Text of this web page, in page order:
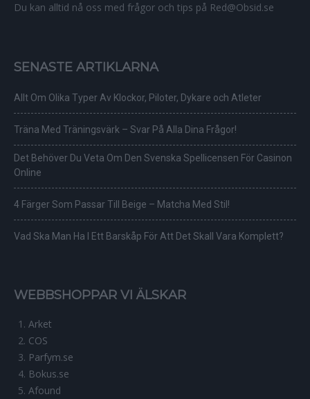
Du kan alltid nå oss med frågor och tips på Red@Obsid.se
SENASTE ARTIKLARNA
Allt Om Olika Typer Av Klockor, Piloter, Dykare och Atleter
Träna Med Träningsvärk – Svar På Alla Dina Frågor!
Det Behöver Du Veta Om Den Svenska Spellicensen För Casinon
Online
4 Färger Som Passar Till Beige – Matcha Med Stil!
Vad Ska Man Ha I Ett Barskåp För Att Det Skall Vara Komplett?
WEBBSHOPPAR VI ÄLSKAR
Arket
COS
Parfym.se
Bokus.se
Afound